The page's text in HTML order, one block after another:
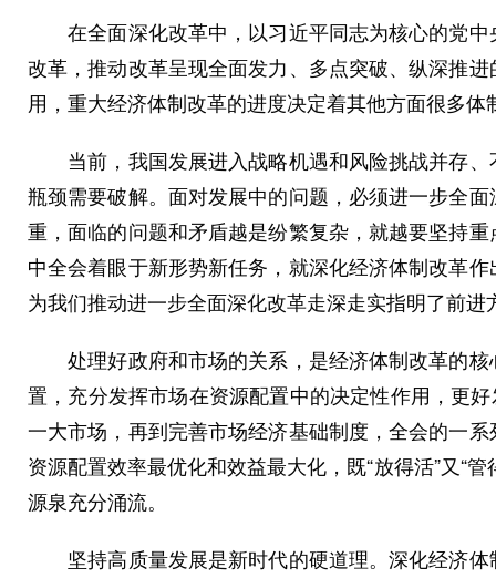
在全面深化改革中，以习近平同志为核心的党中
改革，推动改革呈现全面发力、多点突破、纵深推
用，重大经济体制改革的进度决定着其他方面很多
当前，我国发展进入战略机遇和风险挑战并存、
瓶颈需要破解。面对发展中的问题，必须进一步全
重，面临的问题和矛盾越是纷繁复杂，就越要坚持
中全会着眼于新形势新任务，就深化经济体制改革
为我们推动进一步全面深化改革走深走实指明了前进
处理好政府和市场的关系，是经济体制改革的核
置，充分发挥市场在资源配置中的决定性作用，更
一大市场，再到完善市场经济基础制度，全会的一
资源配置效率最优化和效益最大化，既“放得活”又“
源泉充分涌流。
坚持高质量发展是新时代的硬道理。深化经济体